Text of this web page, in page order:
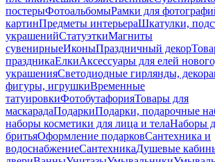
постерыФотоальбомыРамки для
картинПредметы интерьераШкатулки,
украшенийСтатуэткиМагниты
сувенирныеИконыПраздничный декор
праздникаЕлкиАксессуары для елей
украшенияСветодиодные гирлянды,
фигуры, игрушкиВременные
татуировкиФотобутафорияТовары для
маскарадаПодаркиПодарки, подарочные
наборы косметики для лица и телаНаборы
бритьяОформление подарковСантехника и
водоснабжениеСантехникаДушевые